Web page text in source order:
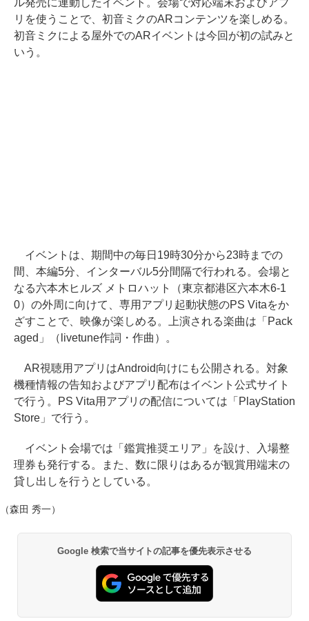
リを使うことで、初音ミクのARコンテンツを楽しめる。
初音ミクによる屋外でのARイベントは今回が初の試みと
いう。
イベントは、期間中の毎日19時30分から23時までの
間、本編5分、インターバル5分間隔で行われる。会場と
なる六本木ヒルズ メトロハット（東京都港区六本木6-1
0）の外周に向けて、専用アプリ起動状態のPS Vitaをか
ざすことで、映像が楽しめる。上演される楽曲は「Pack
aged」（livetune作詞・作曲）。
AR視聴用アプリはAndroid向けにも公開される。対象
機種情報の告知およびアプリ配布はイベント公式サイト
で行う。PS Vita用アプリの配信については「PlayStation
Store」で行う。
イベント会場では「鑑賞推奨エリア」を設け、入場整
理券も発行する。また、数に限りはあるが観賞用端末の
貸し出しを行うとしている。
（森田 秀一）
Google 検索で当サイトの記事を優先表示させる